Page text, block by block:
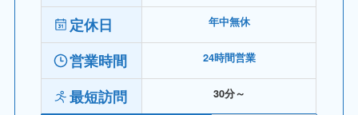
定休日 年中無休
営業時間 24時間営業
最短訪問 30分～